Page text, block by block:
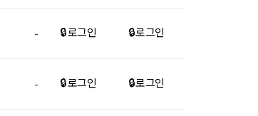
- 🔒 로그인 🔒 로그인
- 🔒 로그인 🔒 로그인